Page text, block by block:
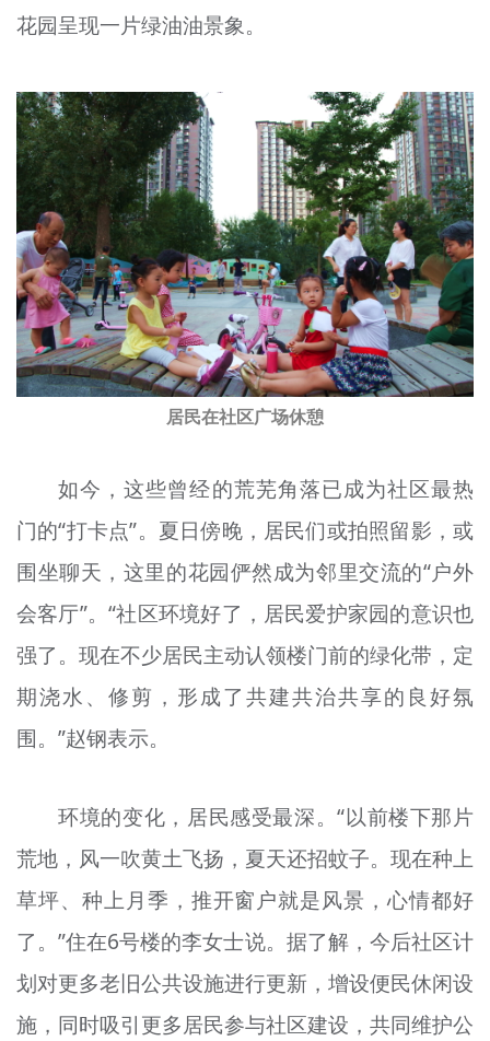
花园呈现一片绿油油景象。
居民在社区广场休憩
如今，这些曾经的荒芜角落已成为社区最热
门的“打卡点”。夏日傍晚，居民们或拍照留影，或
围坐聊天，这里的花园俨然成为邻里交流的“户外
会客厅”。“社区环境好了，居民爱护家园的意识也
强了。现在不少居民主动认领楼门前的绿化带，定
期浇水、修剪，形成了共建共治共享的良好氛
围。”赵钢表示。
环境的变化，居民感受最深。“以前楼下那片
荒地，风一吹黄土飞扬，夏天还招蚊子。现在种上
草坪、种上月季，推开窗户就是风景，心情都好
了。”住在6号楼的李女士说。据了解，今后社区计
划对更多老旧公共设施进行更新，增设便民休闲设
施，同时吸引更多居民参与社区建设，共同维护公